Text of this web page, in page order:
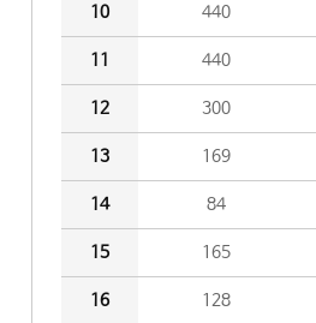
10 440
11 440
12 300
13 169
14 84
15 165
16 128